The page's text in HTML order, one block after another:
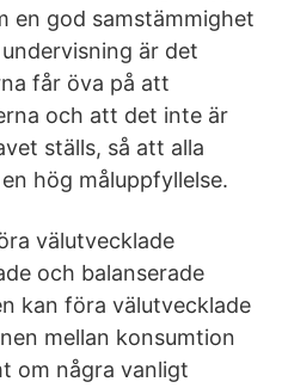
en god samstämmighet
är det
får öva på att
och att det inte är
ställs, så att alla
hög måluppfyllelse.
välutvecklade
och balanserade
kan föra välutvecklade
mellan konsumtion
om några vanligt